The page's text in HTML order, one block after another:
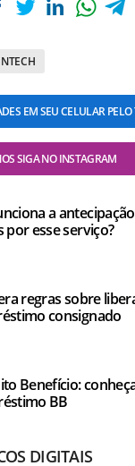
EM SEU CELULAR
SIGA NO INSTAGRAM
a
por esse serviço?
regras sobre
consignado
Benefício:
BB
DIGITAIS